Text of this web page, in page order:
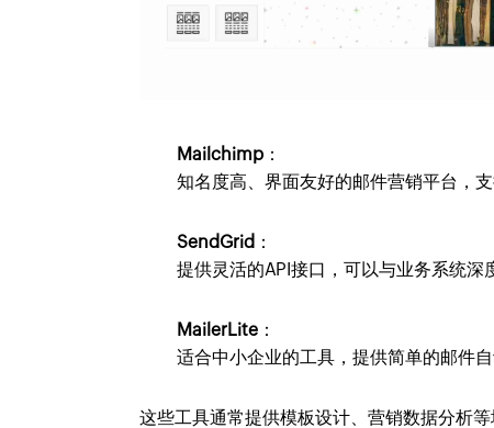
Mailchimp ：
知名度高、界面友好的邮件营销平台，
SendGrid ：
提供灵活的API接口，可以与业务系统深
MailerLite ：
适合中小企业的工具，提供简单的邮件
这些工具通常提供模板设计、营销数据分析